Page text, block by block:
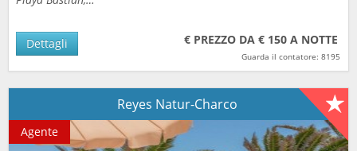
€ PREZZO DA € 150 A NOTTE
Guarda il contatore: 8195
Dettagli
Reyes Natur-Charco
Agente